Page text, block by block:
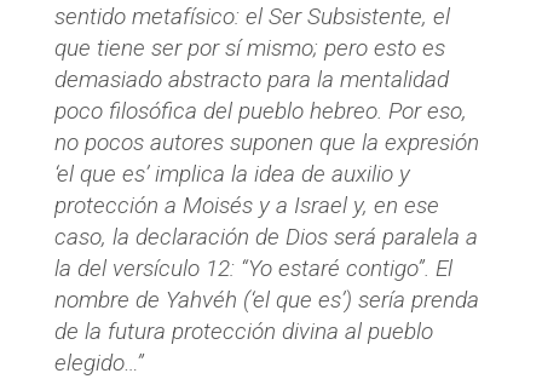
sentido metafísico: el Ser Subsistente, el
que tiene ser por sí mismo; pero esto es
demasiado abstracto para la mentalidad
poco filosófica del pueblo hebreo. Por eso,
no pocos autores suponen que la expresión
‘el que es’ implica la idea de auxilio y
protección a Moisés y a Israel y, en ese
caso, la declaración de Dios será paralela a
la del versículo 12: “Yo estaré contigo”. El
nombre de Yahvéh (‘el que es’) sería prenda
de la futura protección divina al pueblo
elegido…”